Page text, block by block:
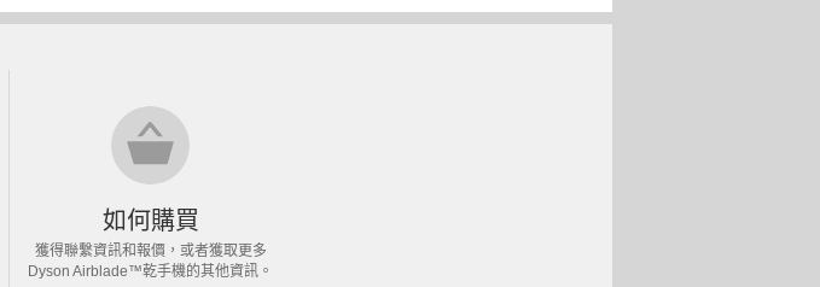
如何購買
獲得聯繫資訊和報價，或者獲取更多
Dyson Airblade™乾手機的其他資訊。